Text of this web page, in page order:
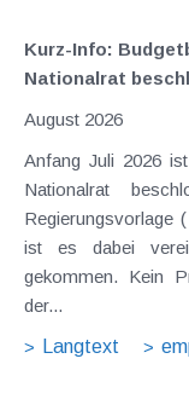
Kurz-Info:
Nationalrat
August 2026
Anfang Juli 2026
Nationalrat
Regierungsvorlage
ist es dabei
gekommen. Kein Progressionsvorbehalt bei der Erhöhung
der...
Langtext